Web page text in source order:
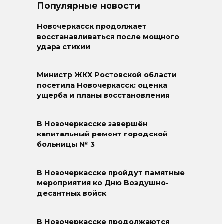
Популярные новости
Новочеркасск продолжает
восстанавливаться после мощного
удара стихии
Министр ЖКХ Ростовской области
посетила Новочеркасск: оценка
ущерба и планы восстановления
В Новочеркасске завершён
капитальный ремонт городской
больницы № 3
В Новочеркасске пройдут памятные
мероприятия ко Дню Воздушно-
десантных войск
В Новочеркасске продолжаются